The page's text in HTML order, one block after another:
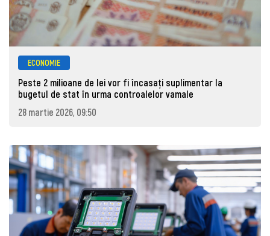
ECONOMIE
Peste 2 milioane de lei vor fi încasați suplimentar la
bugetul de stat în urma controalelor vamale
28 martie 2026, 09:50